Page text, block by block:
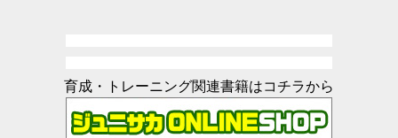
育成・トレーニング関連書籍はコチラから